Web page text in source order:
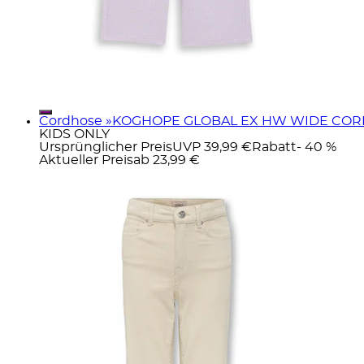
Cordhose »KOGHOPE GLOBAL EX HW WIDE
KIDS ONLY
Ursprünglicher PreisUVP 39,99 € Rabatt- 40 %
Aktueller Preisab 23,99 €